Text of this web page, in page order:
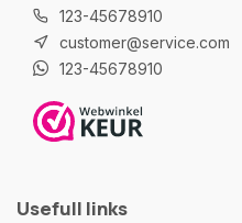
123-45678910
customer@service.com
123-45678910
Usefull links